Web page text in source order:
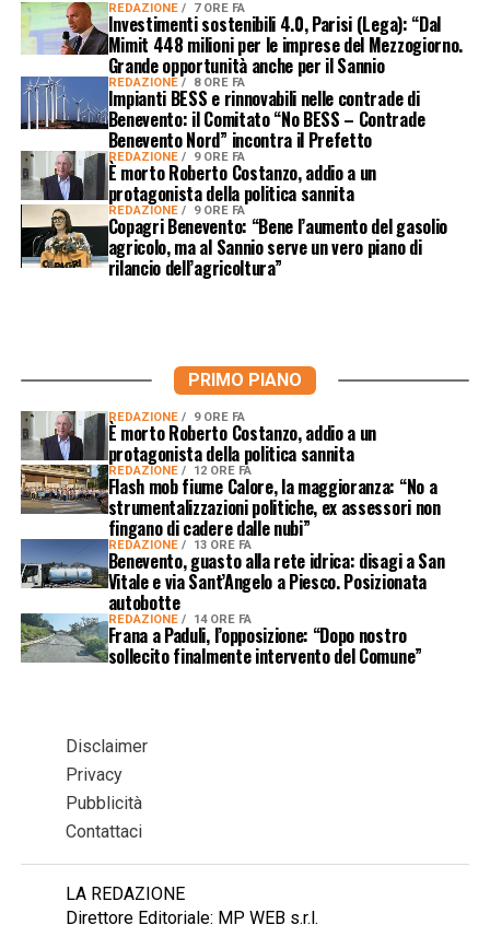
REDAZIONE 7 ORE FA
Investimenti sostenibili 4.0, Parisi (Lega): “Dal
Mimit 448 milioni per le imprese del Mezzogiorno.
Grande opportunità anche per il Sannio
REDAZIONE 8 ORE FA
Impianti BESS e rinnovabili nelle contrade di
Benevento: il Comitato “No BESS – Contrade
Benevento Nord” incontra il Prefetto
REDAZIONE 9 ORE FA
È morto Roberto Costanzo, addio a un
protagonista della politica sannita
REDAZIONE 9 ORE FA
Copagri Benevento: “Bene l’aumento del gasolio
agricolo, ma al Sannio serve un vero piano di
rilancio dell’agricoltura”
PRIMO PIANO
REDAZIONE 9 ORE FA
È morto Roberto Costanzo, addio a un
protagonista della politica sannita
REDAZIONE 12 ORE FA
Flash mob fiume Calore, la maggioranza: “No a
strumentalizzazioni politiche, ex assessori non
fingano di cadere dalle nubi”
REDAZIONE 13 ORE FA
Benevento, guasto alla rete idrica: disagi a San
Vitale e via Sant’Angelo a Piesco. Posizionata
autobotte
REDAZIONE 14 ORE FA
Frana a Paduli, l’opposizione: “Dopo nostro
sollecito finalmente intervento del Comune”
Disclaimer
Privacy
Pubblicità
Contattaci
LA REDAZIONE
Direttore Editoriale: MP WEB s.r.l.